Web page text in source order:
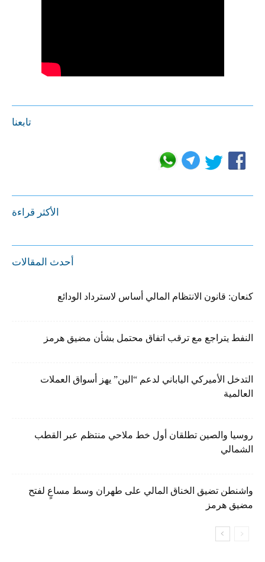
تابعنا
الأكثر قراءة
أحدث المقالات
كنعان: قانون الانتظام المالي أساس لاسترداد الودائع
النفط يتراجع مع ترقب اتفاق محتمل بشأن مضيق هرمز
التدخل الأميركي الياباني لدعم “الين” يهز أسواق العملات
العالمية
روسيا والصين تطلقان أول خط ملاحي منتظم عبر القطب
الشمالي
واشنطن تضيق الخناق المالي على طهران وسط مساعٍ لفتح
مضيق هرمز